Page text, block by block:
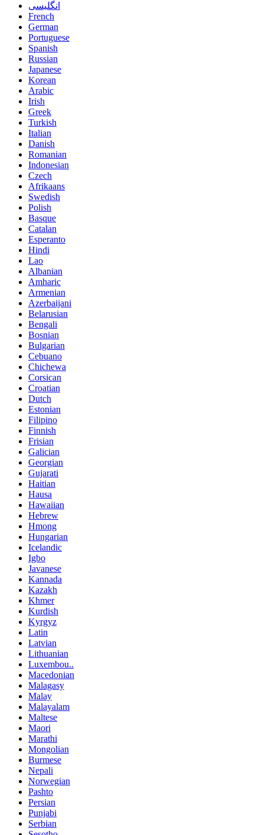
انگلیسی
French
German
Portuguese
Spanish
Russian
Japanese
Korean
Arabic
Irish
Greek
Turkish
Italian
Danish
Romanian
Indonesian
Czech
Afrikaans
Swedish
Polish
Basque
Catalan
Esperanto
Hindi
Lao
Albanian
Amharic
Armenian
Azerbaijani
Belarusian
Bengali
Bosnian
Bulgarian
Cebuano
Chichewa
Corsican
Croatian
Dutch
Estonian
Filipino
Finnish
Frisian
Galician
Georgian
Gujarati
Haitian
Hausa
Hawaiian
Hebrew
Hmong
Hungarian
Icelandic
Igbo
Javanese
Kannada
Kazakh
Khmer
Kurdish
Kyrgyz
Latin
Latvian
Lithuanian
Luxembou..
Macedonian
Malagasy
Malay
Malayalam
Maltese
Maori
Marathi
Mongolian
Burmese
Nepali
Norwegian
Pashto
Persian
Punjabi
Serbian